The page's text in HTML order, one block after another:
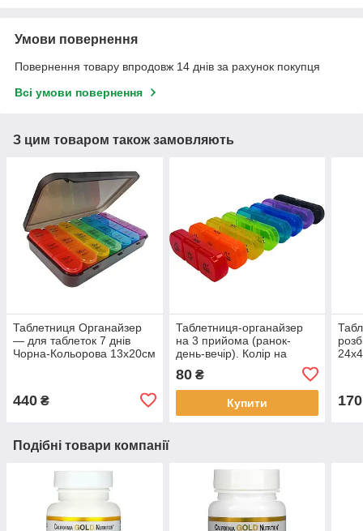
Умови повернення
Повернення товару впродовж 14 днів за рахунок покупця
Всі умови повернення
З цим товаром також замовляють
Таблетниця Органайзер
— для таблеток 7 днів
Чорна-Кольорова 13х20см
440 ₴
Таблетниця-органайзер
на 3 прийома (ранок-
день-вечір). Колір на
80₴
Купити 170
Подібні товари компанії